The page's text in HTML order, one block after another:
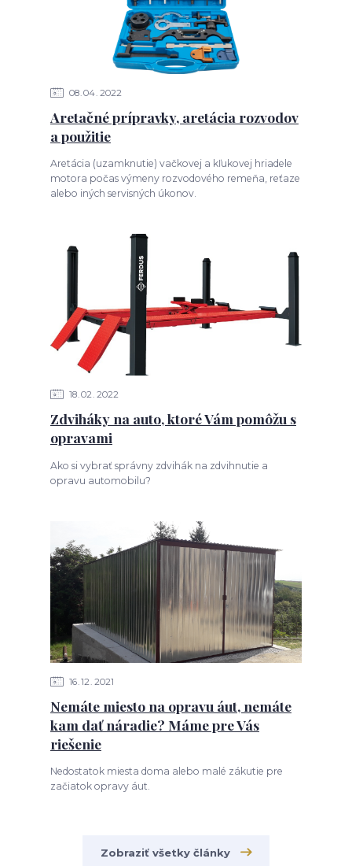
08 04 2022
Aretačné prípravky, aretácia rozvodov
a použitie
Aretácia (uzamknutie) vačkovej a kľukovej hriadele
motora počas výmeny rozvodového remeňa, reťaze
alebo iných servisných úkonov.
18 02 2022
Zdviháky na auto, ktoré Vám pomôžu s
opravami
Ako si vybrať správny zdvihák na zdvihnutie a
opravu automobilu?
16 12 2021
Nemáte miesto na opravu áut, nemáte
kam dať náradie? Máme pre Vás
riešenie
Nedostatok miesta doma alebo malé zákutie pre
začiatok opravy áut.
Zobraziť všetky články